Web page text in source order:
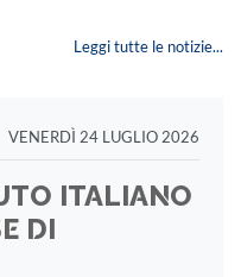
Leggi tutte le notizie...
VENERDÌ 24 LUGLIO 2026
ITALIANO
DI